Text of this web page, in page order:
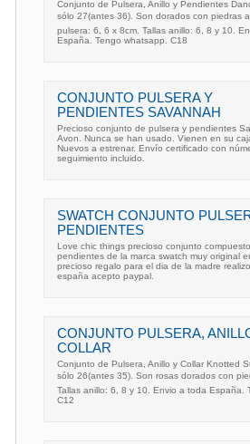
Conjunto de Pulsera, Anillo y Pendientes
sólo 27(antes 36). Son dorados con piedras
pulsera: 6, 6 x 8cm. Tallas anillo: 6, 8 y 10.
España. Tengo whatsapp. C18
CONJUNTO PULSERA Y
PENDIENTES SAVANNAH
Precioso conjunto de pulsera y pendientes
Avon. Nunca se han usado. Vienen en su
Nuevos a estrenar. Envío certificado con
seguimiento incluido.
SWATCH CONJUNTO
PENDIENTES
Love chic things precioso conjunto
pendientes de la marca swatch muy original
precioso regalo para el dia de la madre
españa acepto paypal.
CONJUNTO PULSERA,
COLLAR
Conjunto de Pulsera, Anillo y Collar Knotted
sólo 26(antes 35). Son rosas dorados con
Tallas anillo: 6, 8 y 10. Envio a toda España.
C12